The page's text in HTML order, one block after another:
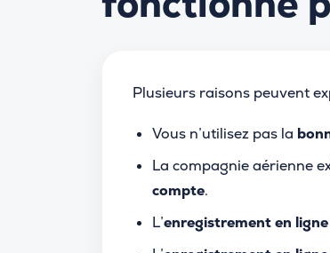
Plusieurs raisons peuvent
Vous n’utilisez pas la
La compagnie aérienne
compte.
L’enregistrement en